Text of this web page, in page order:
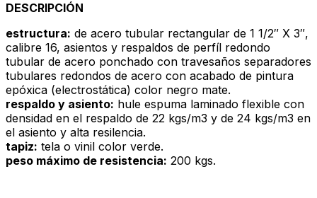
DESCRIPCIÓN
estructura: de acero tubular rectangular de 1 1/2″ X 3″,
calibre 16, asientos y respaldos de perfíl redondo
tubular de acero ponchado con travesaños separadores
tubulares redondos de acero con acabado de pintura
epóxica (electrostática) color negro mate.
respaldo y asiento: hule espuma laminado flexible con
densidad en el respaldo de 22 kgs/m3 y de 24 kgs/m3 en
el asiento y alta resilencia.
tapiz: tela o vinil color verde.
peso máximo de resistencia: 200 kgs.